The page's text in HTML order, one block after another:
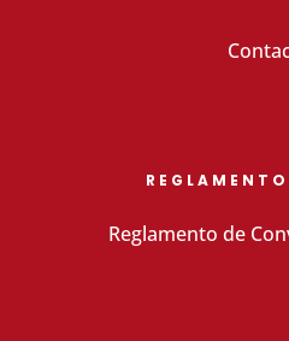
Reglamento de